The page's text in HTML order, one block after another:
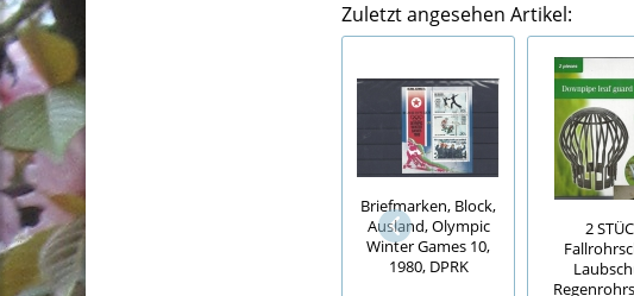
Zuletzt angesehen Artikel:
Briefmarken, Block,
Ausland, Olympic
Winter Games 10,
1980, DPRK
2